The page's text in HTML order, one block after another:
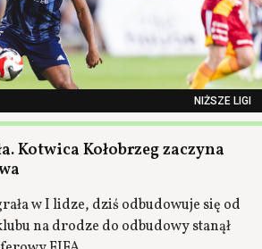
NIŻSZE LIGI
Kotwica Kołobrzeg zaczyna
w I lidze, dziś odbudowuje się od
na drodze do odbudowy stanął